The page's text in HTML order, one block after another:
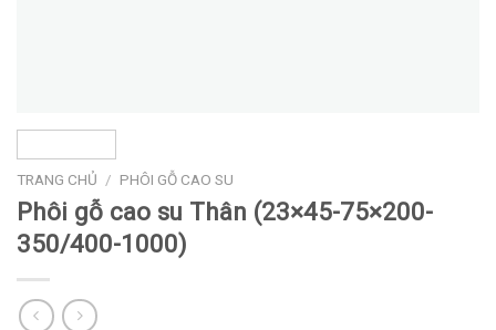
TRANG CHỦ / PHÔI GỖ CAO SU
Phôi gỗ cao su Thân (23×45-75×200-
350/400-1000)